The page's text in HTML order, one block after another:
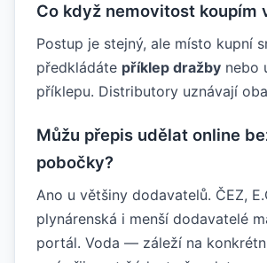
Co když nemovitost koupím
Postup je stejný, ale místo kupní
předkládáte příklep dražby nebo
příklepu. Distributory uznávají
Můžu přepis udělat online
pobočky?
Ano u většiny dodavatelů. ČEZ,
plynárenská i menší dodavatelé
portál. Voda — záleží na